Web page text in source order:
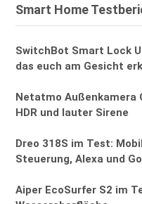
Smart Home
SwitchBot Smart Lock
das euch am Gesicht
Netatmo
HDR und lauter Sirene
Dreo 318S im Test:
Steuerung, Alexa und
Aiper EcoSurfer S2 im